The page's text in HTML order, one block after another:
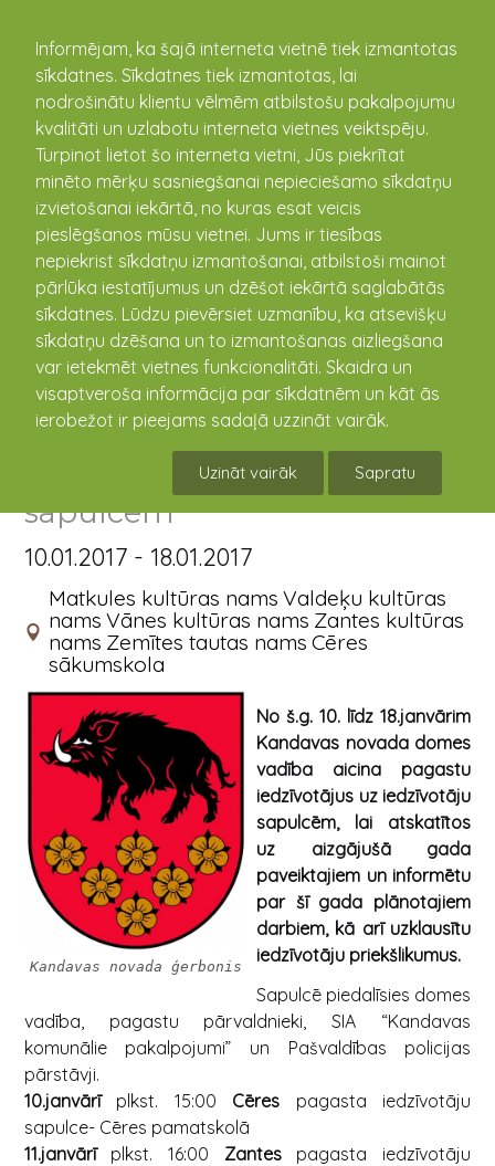
Informējam, ka šajā interneta vietnē tiek izmantotas
sīkdatnes. Sīkdatnes tiek izmantotas, lai
nodrošinātu klientu vēlmēm atbilstošu pakalpojumu
kvalitāti un uzlabotu interneta vietnes veiktspēju.
Turpinot lietot šo interneta vietni, Jūs piekrītat
minēto mērķu sasniegšanai nepieciešamo sīkdatņu
izvietošanai iekārtā, no kuras esat veicis
pieslēgšanos mūsu vietnei. Jums ir tiesības
nepiekrist sīkdatņu izmantošanai, atbilstoši mainot
pārlūka iestatījumus un dzēšot iekārtā saglabātās
sīkdatnes. Lūdzu pievērsiet uzmanību, ka atsevišķu
sīkdatņu dzēšana un to izmantošanas aizliegšana
var ietekmēt vietnes funkcionalitāti. Skaidra un
visaptveroša informācija par sīkdatnēm un kāt ās
ierobežot ir pieejams sadaļā uzzināt vairāk.
Uzināt vairāk Sapratu
kandava.lv
PASĀKUMU
KALENDĀRS
Kandavas novada domes
vadība aicina pagastu
iedzīvotājus uz iedzīvotāju
sapulcēm
10.01.2017 - 18.01.2017
Matkules kultūras nams Valdeķu kultūras
nams Vānes kultūras nams Zantes kultūras
nams Zemītes tautas nams Cēres
sākumskola
Kandavas novada ģerbonis
No š.g. 10. līdz 18.janvārim
Kandavas novada domes
vadība aicina pagastu
iedzīvotājus uz iedzīvotāju
sapulcēm, lai atskatītos
uz aizgājušā gada
paveiktajiem un informētu
par šī gada plānotajiem
darbiem, kā arī uzklausītu
iedzīvotāju priekšlikumus.
Sapulcē piedalīsies domes
vadība, pagastu pārvaldnieki, SIA “Kandavas
komunālie pakalpojumi” un Pašvaldības policijas
pārstāvji.
10.janvārīplkst. 15:00 Cēres pagasta iedzīvotāju
sapulce- Cēres pamatskolā
11.janvārīplkst. 16:00 Zantespagasta iedzīvotāju